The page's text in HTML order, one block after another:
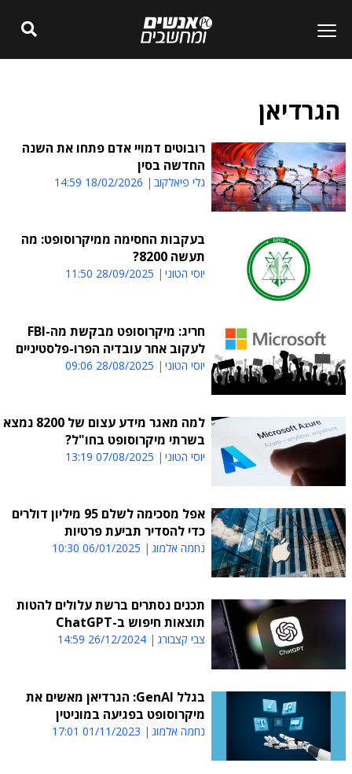
הגרדיאן
רובוטים דמויי אדם פתחו את השנה
החדשה בסין
גלי פיאלקוב 18/02/2026 14:59
בעקבות החסימה ממיקרוסופט: מה
תעשה 8200?
יוסי הטוני 28/09/2025 11:50
חריג: מיקרוסופט מבקשת מה-FBI
לעקוב אחר עובדיה הפרו-פלסטיניים
יוסי הטוני 28/08/2025 09:06
למה מאגר מידע עצום של 8200 נמצא
בשרתי מיקרוסופט בחו"ל?
יוסי הטוני 07/08/2025 13:19
אפל מסכימה לשלם 95 מיליון דולרים
כדי להסדיר תביעת פרטיות
נחמה אלמוג 06/01/2025 10:30
תכנים נסתרים ברשת עלולים להטות
תוצאות חיפוש ב-ChatGPT
צבי קצבורג 26/12/2024 14:59
בגלל GenAI: הגרדיאן מאשים את
מיקרוסופט בפגיעה במוניטין
נחמה אלמוג 01/11/2023 17:01